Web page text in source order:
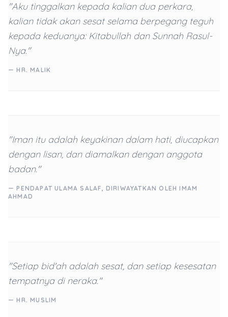
"Aku tinggalkan kepada kalian dua perkara,
kalian tidak akan sesat selama berpegang teguh
kepada keduanya: Kitabullah dan Sunnah Rasul-
Nya."
— HR. MALIK
"Iman itu adalah keyakinan dalam hati, diucapkan
dengan lisan, dan diamalkan dengan anggota
badan."
— PENDAPAT ULAMA SALAF, DIRIWAYATKAN OLEH IMAM
AHMAD
"Setiap bid'ah adalah sesat, dan setiap kesesatan
tempatnya di neraka."
— HR. MUSLIM